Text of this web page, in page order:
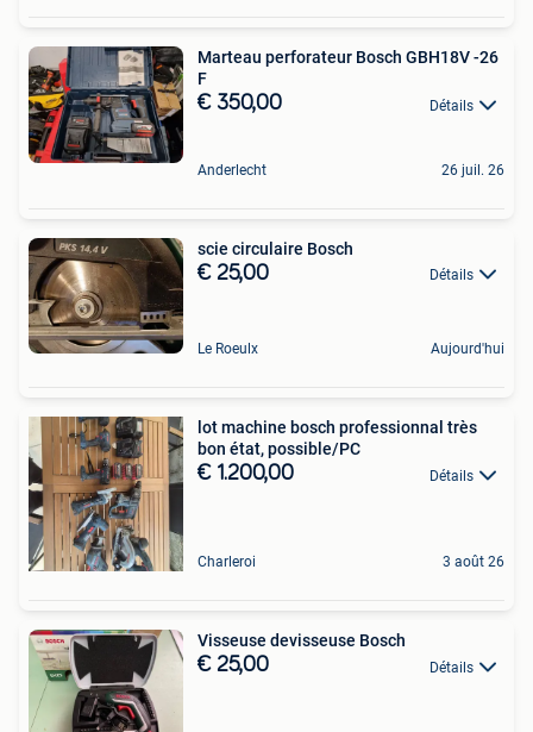
Marteau perforateur Bosch GBH18V -26
F
€ 350,00 Détails
Anderlecht 26 juil. 26
scie circulaire Bosch
€ 25,00 Détails
Le Roeulx Aujourd'hui
lot machine bosch professionnal très
bon état, possible/PC
€ 1.200,00 Détails
Charleroi 3 août 26
Visseuse devisseuse Bosch
€ 25,00 Détails